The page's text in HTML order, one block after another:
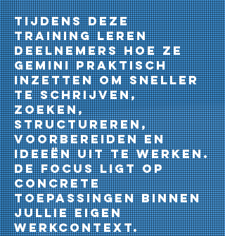
Tijdens deze
training leren
deelnemers hoe ze
Gemini praktisch
inzetten om sneller
te schrijven,
zoeken,
structureren,
voorbereiden en
ideeën uit te werken.
De focus ligt op
concrete
toepassingen binnen
jullie eigen
werkcontext.